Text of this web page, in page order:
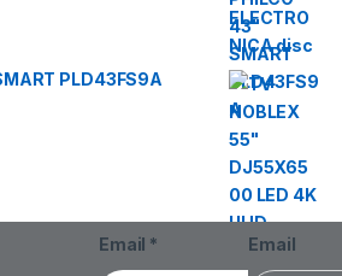
PLD43FS9A
Email * Email